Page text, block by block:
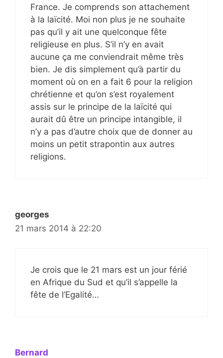
France. Je comprends son attachement
à la laïcité. Moi non plus je ne souhaite
pas qu’il y ait une quelconque fête
religieuse en plus. S’il n’y en avait
aucune ça me conviendrait même très
bien. Je dis simplement qu’à partir du
moment où on en a fait 6 pour la religion
chrétienne et qu’on s’est royalement
assis sur le principe de la laïcité qui
aurait dû être un principe intangible, il
n’y a pas d’autre choix que de donner au
moins un petit strapontin aux autres
religions.
georges
21 mars 2014 à 22:20
Je crois que le 21 mars est un jour férié
en Afrique du Sud et qu’il s’appelle la
fête de l’Egalité…
Bernard